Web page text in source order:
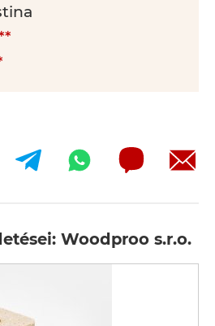
Woodproo s.r.o.